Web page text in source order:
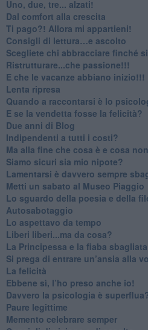
Uno, due, tre... alzati!​
​Dal comfort alla crescita
​Ti pago?! Allora mi appartieni!​
​Consigli di lettura…e ascolto
​Scegliete chi abbracciare finché
​Ristrutturare...che passione!!!
​E che le vacanze abbiano inizio!!!
​Lenta ripresa
​Quando a raccontarsi è lo
​E se la vendetta fosse la felicità?
​Due anni di Blog
​Indipendenti a tutti i costi?
​Ma alla fine che cosa è e cosa
​Siamo sicuri sia mio nipote?
​Lamentarsi è davvero sempre
​Metti un sabato al Museo Piaggio
​Lo sguardo della poesia e della
Autosabotaggio
​Lo aspettavo da tempo
​Liberi liberi...ma da cosa?
​La Principessa e la fiaba sbagliata
Si prega di entrare un’ansia alla
​La felicità
​Ebbene sì, l’ho preso anche io!
​Davvero la psicologia è
Paure legittime
​Memento celebrare semper